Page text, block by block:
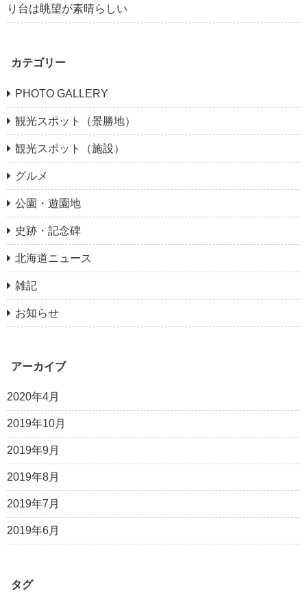
り台は眺望が素晴らしい
カテゴリー
PHOTO GALLERY
観光スポット（景勝地）
観光スポット（施設）
グルメ
公園・遊園地
史跡・記念碑
北海道ニュース
雑記
お知らせ
アーカイブ
2020年4月
2019年10月
2019年9月
2019年8月
2019年7月
2019年6月
タグ